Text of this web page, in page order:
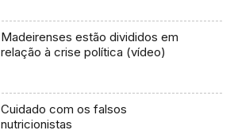
Madeirenses estão divididos em
relação à crise política (vídeo)
Cuidado com os falsos
nutricionistas